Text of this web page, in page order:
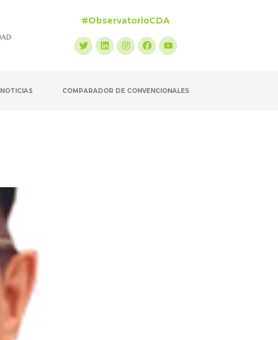
#ObservatorioCDA
NOTICIAS COMPARADOR DE CONVENCIONALES